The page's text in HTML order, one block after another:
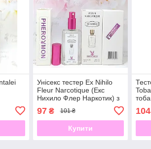
Унісекс тестер Ex Nihilo
Fleur Narcotique (Екс
Нихило Флер Наркотик) з
97₴ 101 ₴
Купити
104